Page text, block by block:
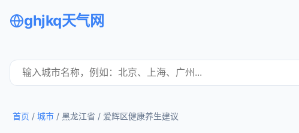
ghjkq天气网
首页 / 城市 / 黑龙江省 / 爱辉区健康养生建议